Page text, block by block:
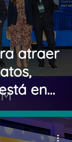
atraer
en